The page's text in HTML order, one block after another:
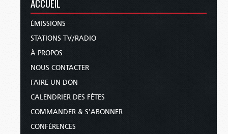
ACCUEIL
ÉMISSIONS
STATIONS TV/RADIO
À PROPOS
NOUS CONTACTER
FAIRE UN DON
CALENDRIER DES FÊTES
COMMANDER & S’ABONNER
CONFÉRENCES